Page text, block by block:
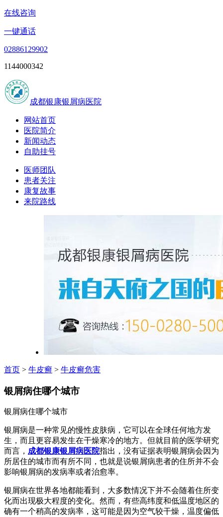
在线咨询
一键通话
02886129902
1144000342
成都银康银屑病医院
网站首页
医院简介
新闻动态
自助挂号
医师团队
患者关注
康复故事
来院路线
首页 > 牛皮癣 > 牛皮癣危害
银屑病住哪个城市
银屑病住哪个城市
银屑病是一种常见的慢性皮肤病，它可以在全球任何地方发
生，而且更容易发生在干燥寒冷的地方。但就目前的医学研究
而言， 成都银康银屑病医院指出，没有证据表明银屑病会因为
所居住的城市而有所不同，也就是说银屑病患者的住所并不会
影响银屑病的发病率或者治愈率。
银屑病在世界各地都能看到，大多数情况下并不会随着住所变
化而出现极大程度的变化。然而，有些高纬度和低温度地区的
确有一个稍高的发病率，这可能是因为空气较干燥，温度偏低